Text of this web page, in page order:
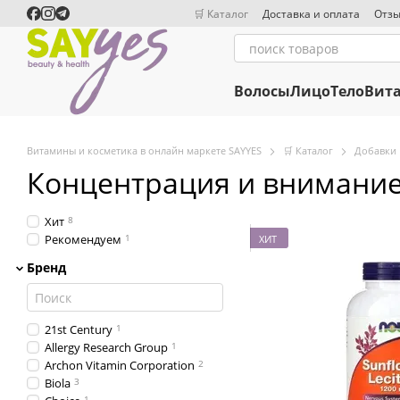
Перейти к основному контенту🛒 Каталог Доставка и оплата
ВолосыЛицоТело
Витамины и косметика в онлайн маркете SAYYES 🛒 Каталог Добавки
Концентрация и
ХИТ
Хит 8
Рекомендуем 1
Бренд
21st Century 1
Allergy Research Group 1
Archon Vitamin Corporation 2
Biola 3